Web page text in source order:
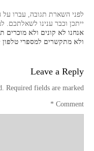
לפני השארת תגובה, עברו על
ייתכן וכבר ענינו לשאלתכם.
אנחנו לא קונים ולא מוכרים
ולא מתקשרים למספרי טלפון
Leave a Reply
Required fields are marked
Comment
*